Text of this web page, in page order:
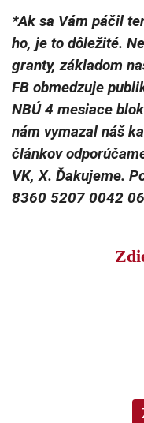
*Ak sa Vám páčil
ho, je to dôležité.
granty, základom
FB obmedzuje
NBÚ 4 mesiace
nám vymazal náš
článkov
VK, X. Ďakujeme.
8360 5207 0042